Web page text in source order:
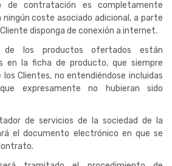
de contratación es completamente
coste asociado adicional, a parte
disponga de conexión a internet.
los productos ofertados están
en la ficha de producto, que siempre
Clientes, no entendiéndose incluidas
expresamente no hubieran sido
de servicios de la sociedad de la
el documento electrónico en que se